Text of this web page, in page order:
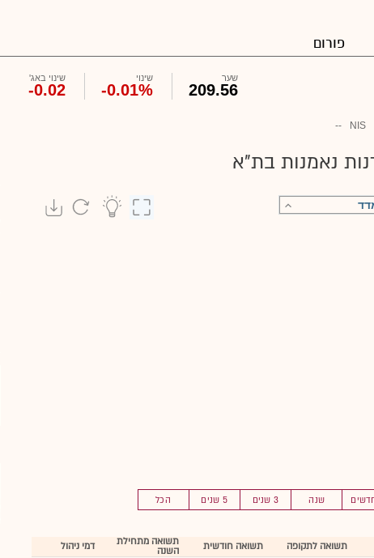
פורום
NIS
--
שער
209.56
שינוי
-0.01%
שינוי באג'
-0.02
נאמנות בת"א
שנה 3 שנים 5 שנים הכל
תשואה לתקופה תשואה חודשית
תשואה מתחילת
השנה
דמי ניהול